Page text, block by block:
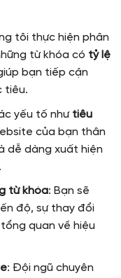
tôi thực hiện phân
từ khóa có tỷ lệ
bạn tiếp cận
tiêu.
yếu tố như tiêu
của bạn thân
dễ dàng xuất hiện
từ khóa: Bạn sẽ
độ, sự thay đổi
quan về hiệu
: Đội ngũ chuyên